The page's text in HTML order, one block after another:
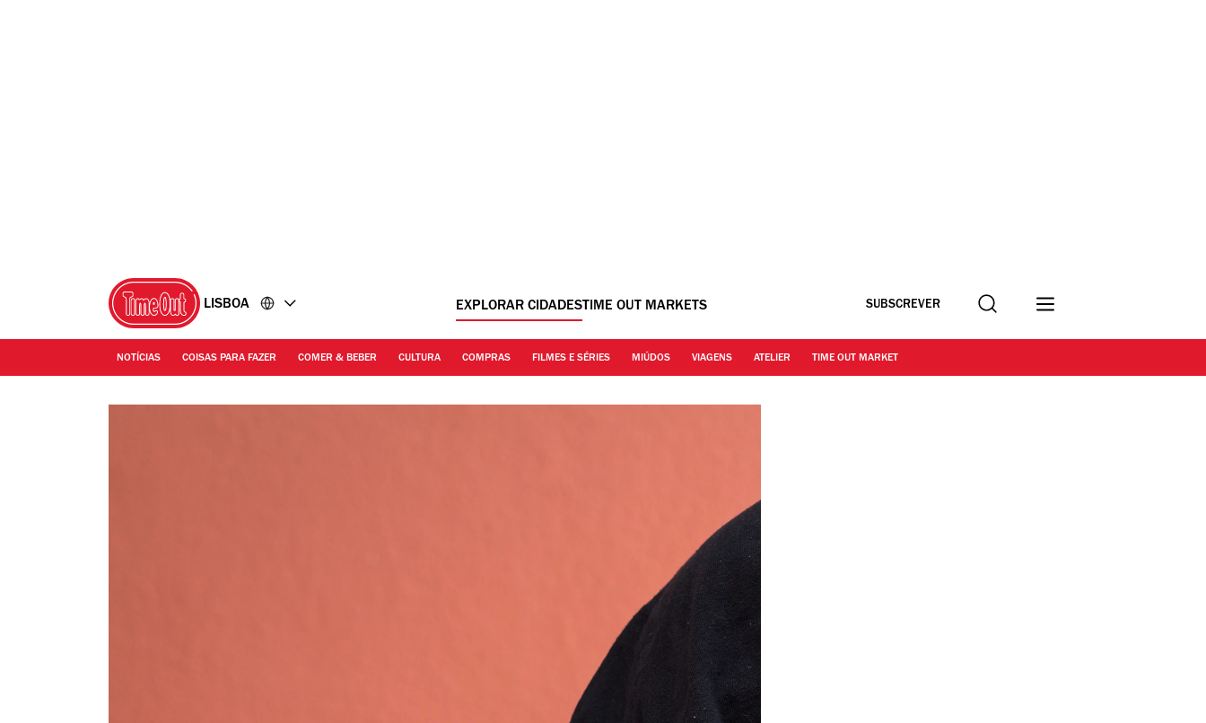
LISBOA EXPLORAR CIDADESTIME OUT MARKETS SUBSCREVER Procurar
NOTÍCIAS COISAS PARA FAZER COMER & BEBER CULTURA COMPRAS FILMES E SÉRIES MIÚDOS VIAGENS ATELIER TIME OUT MARKET